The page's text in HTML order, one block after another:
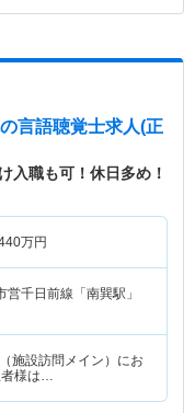
の言語聴覚士求人(正
入職も可！休日多め！
万円
営千日前線「南巽駅」
施設訪問メイン）にお
様は…